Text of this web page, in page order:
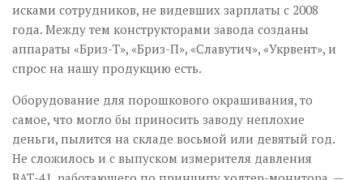
исками сотрудников, не видевших зарплаты с 2008
года. Между тем конструкторами завода созданы
аппараты «Бриз-Т», «Бриз-П», «Славутич», «Укр­вент», и
спрос на нашу продукцию есть.
Оборудование для порошкового окрашивания, то
самое, что могло бы приносить заводу неплохие
деньги, пылится на складе восьмой или девятый год.
Не сложилось и с выпуском измерителя давления